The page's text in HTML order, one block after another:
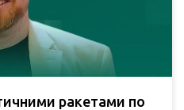
ракетами по